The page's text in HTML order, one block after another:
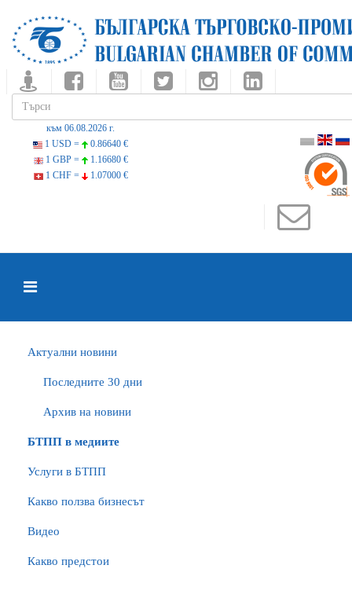
към 06.08.2026 г.
1 USD =
0.86640 €
1 GBP =
1.16680 €
1 CHF =
1.07000 €
Актуални новини
Последните 30 дни
Архив на новини
БTПП в медиите
Услуги в БТПП
Какво ползва бизнесът
Видео
Какво предстои